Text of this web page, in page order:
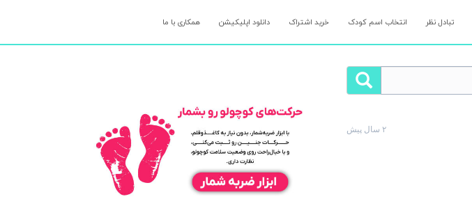
تبادل نظر انتخاب اسم کودک خرید اشتراک دانلود اپلیکیشن همکاری با ما
۲ سال پیش